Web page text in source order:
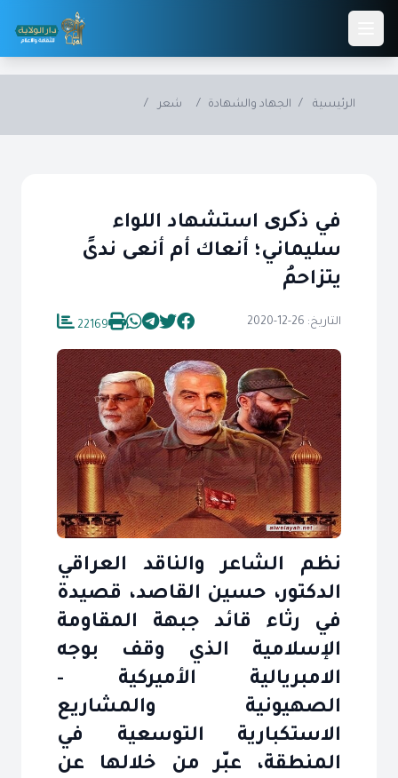
Skip to main content
الرئيسية / الجهاد والشهادة / شعر /
في ذکری استشهاد اللواء
سليماني؛ أنعاك أم أنعى ندىً
يتزاحمُ
التاريخ: 26-12-2020 22169
نظم الشاعر والناقد العراقي
الدكتور، حسين القاصد‎، قصيدة
في رثاء قائد جبهة المقاومة
الإسلامية الذي وقف بوجه
الامبريالية الأميركية -
الصهيونية والمشاريع
الاستكبارية التوسعية في
المنطقة، عبّر من خلالها عن